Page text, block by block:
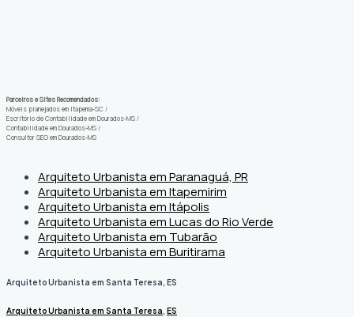
Parceiros e Sites Recomendados:
Móveis planejados em Itapema-SC /
Escritório de Contabilidade em Dourados-MS /
Contabilidade em Dourados-MS /
Consultor SEO em Dourados-MS
Arquiteto Urbanista em Paranaguá, PR
Arquiteto Urbanista em Itapemirim
Arquiteto Urbanista em Itápolis
Arquiteto Urbanista em Lucas do Rio Verde
Arquiteto Urbanista em Tubarão
Arquiteto Urbanista em Buritirama
Arquiteto Urbanista em Santa Teresa, ES
Arquiteto Urbanista em Santa Teresa, ES